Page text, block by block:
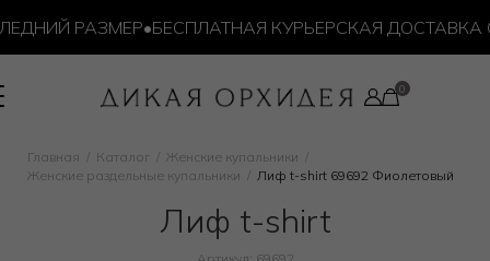
РАЗМЕР•БЕСПЛАТНАЯ КУРЬЕРСКАЯ ДОСТАВКА
Главная Каталог
Женские купальники
Женские раздельные купальники
Лиф t-shirt 69692 Фиолетовый
Лиф t-shirt